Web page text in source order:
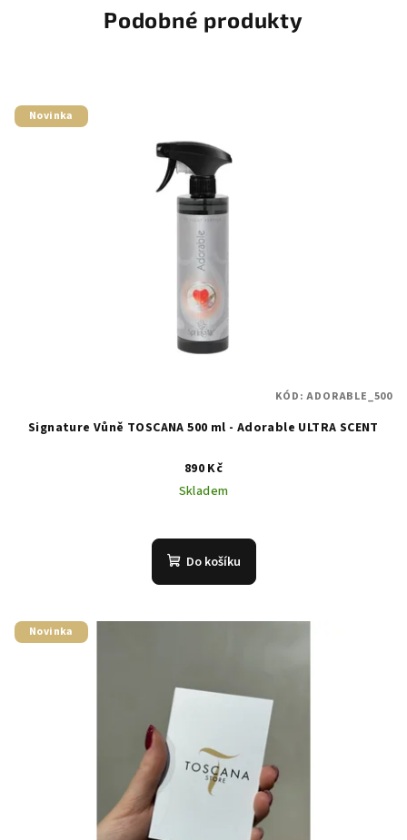
Podobné produkty
Novinka
Signature Vůně TOSCANA 500 ml - Adorable ULTRA SCENT
890 Kč
Skladem
Do košíku
KÓD:ADORABLE_500
Novinka